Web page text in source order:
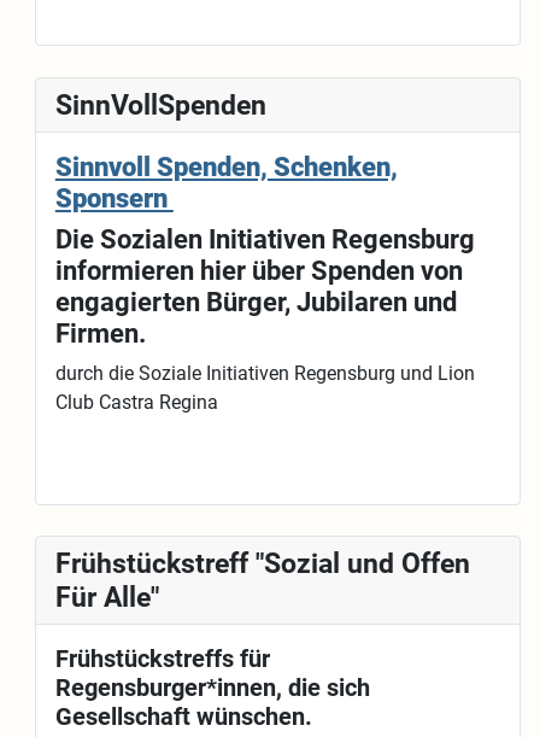
SinnVollSpenden
Sinnvoll Spenden, Schenken,
Sponsern
Die Sozialen Initiativen Regensburg
informieren hier über Spenden von
engagierten Bürger, Jubilaren und
Firmen.
durch die Soziale Initiativen Regensburg und Lion
Club Castra Regina
Frühstückstreff "Sozial und Offen
Für Alle"
Frühstückstreffs für
Regensburger*innen, die sich
Gesellschaft wünschen.